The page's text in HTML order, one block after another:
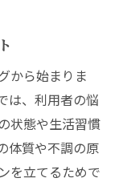
から始まりま
は、利用者の悩
状態や生活習慣
体質や不調の原
を立てるためで